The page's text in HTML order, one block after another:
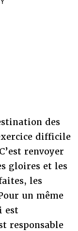
des
difficile
renvoyer
gloires et les
les
un même
est
responsable